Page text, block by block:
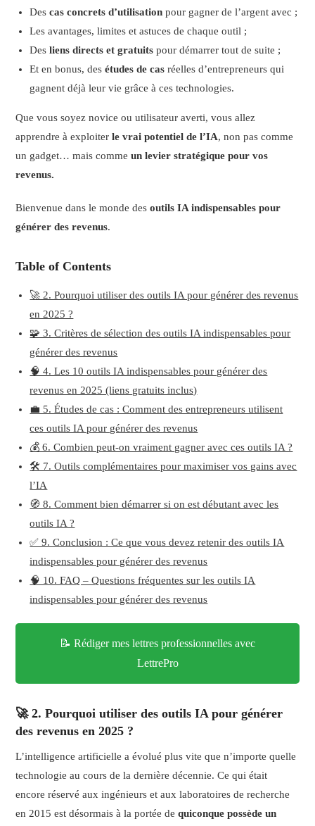
Descas concrets d’utilisation pour gagner de l’argent avec ;
Les avantages, limites et astuces de chaque outil ;
Desliens directs et gratuits pour démarrer tout de suite ;
Et en bonus, desétudes de cas réelles d’entrepreneurs qui
gagnent déjà leur vie grâce à ces technologies.
Que vous soyez novice ou utilisateur averti, vous allez
apprendre à exploiterle vrai potentiel de l’IA, non pas comme
un gadget… mais commeun levier stratégique pour vos
revenus.
Bienvenue dans le monde desoutils IA indispensables pour
générer des revenus.
Table of Contents
🚀 2. Pourquoi utiliser des outils IA pour générer des revenus
en 2025 ?
🧩 3. Critères de sélection des outils IA indispensables pour
générer des revenus
🧠 4. Les 10 outils IA indispensables pour générer des
revenus en 2025 (liens gratuits inclus)
💼 5. Études de cas : Comment des entrepreneurs utilisent
ces outils IA pour générer des revenus
💰 6. Combien peut-on vraiment gagner avec ces outils IA ?
🛠️ 7. Outils complémentaires pour maximiser vos gains avec
l’IA
🧭 8. Comment bien démarrer si on est débutant avec les
outils IA ?
✅ 9. Conclusion : Ce que vous devez retenir des outils IA
indispensables pour générer des revenus
🧠 10. FAQ – Questions fréquentes sur les outils IA
indispensables pour générer des revenus
📝 Rédiger mes lettres professionnelles avec
LettrePro
🚀 2. Pourquoi utiliser des outils IA pour générer
des revenus en 2025 ?
L’intelligence artificielle a évolué plus vite que n’importe quelle
technologie au cours de la dernière décennie. Ce qui était
encore réservé aux ingénieurs et aux laboratoires de recherche
en 2015 est désormais à la portée dequiconque possède un